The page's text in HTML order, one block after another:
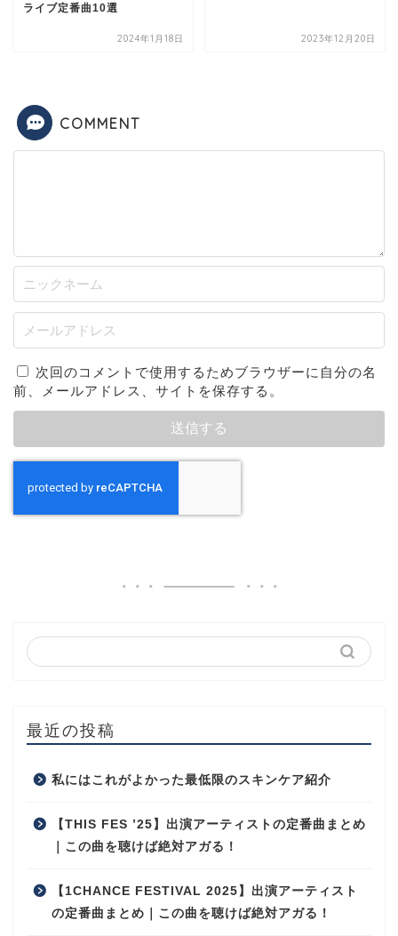
ライブ定番曲10選
2024年1月18日 2023年12月20日
COMMENT
次回のコメントで使用するためブラウザーに自分の名
前、メールアドレス、サイトを保存する。
最近の投稿
私にはこれがよかった最低限のスキンケア紹介
【THIS FES ’25】出演アーティストの定番曲まとめ
｜この曲を聴けば絶対アガる！
【1CHANCE FESTIVAL 2025】出演アーティスト
の定番曲まとめ｜この曲を聴けば絶対アガる！